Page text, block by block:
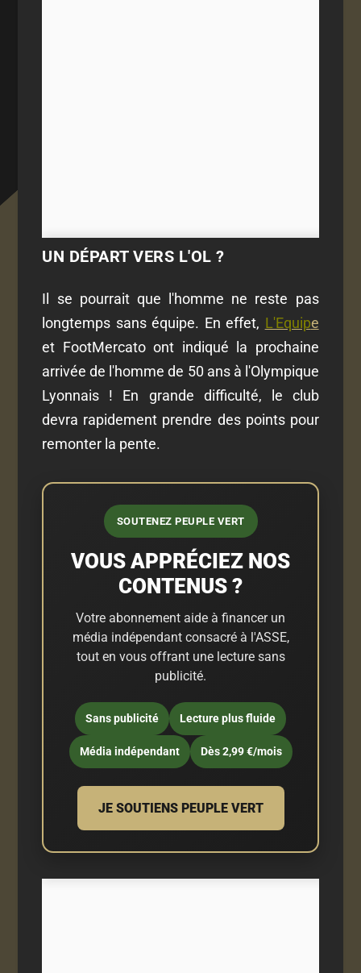
UN DÉPART VERS L'OL ?
Il se pourrait que l'homme ne reste pas
longtemps sans équipe. En effet, L'Equipe
et FootMercato ont indiqué la prochaine
arrivée de l'homme de 50 ans à l'Olympique
Lyonnais ! En grande difficulté, le club
devra rapidement prendre des points pour
remonter la pente.
SOUTENEZ PEUPLE VERT
VOUS APPRÉCIEZ NOS
CONTENUS ?
Votre abonnement aide à financer un
média indépendant consacré à l'ASSE,
tout en vous offrant une lecture sans
publicité.
Sans publicité Lecture plus fluide
Média indépendant Dès 2,99 €/mois
JE SOUTIENS PEUPLE VERT